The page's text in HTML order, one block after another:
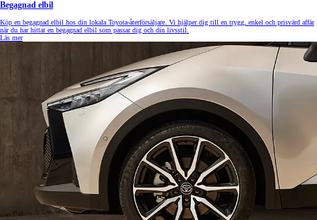
Begagnad elbil
Köp en begagnad elbil hos din lokala Toyota-återförsäljare. Vi hjälper dig till en trygg, enkel och prisvärd affär
när du har hittat en begagnad elbil som passar dig och din livsstil.
Läs mer